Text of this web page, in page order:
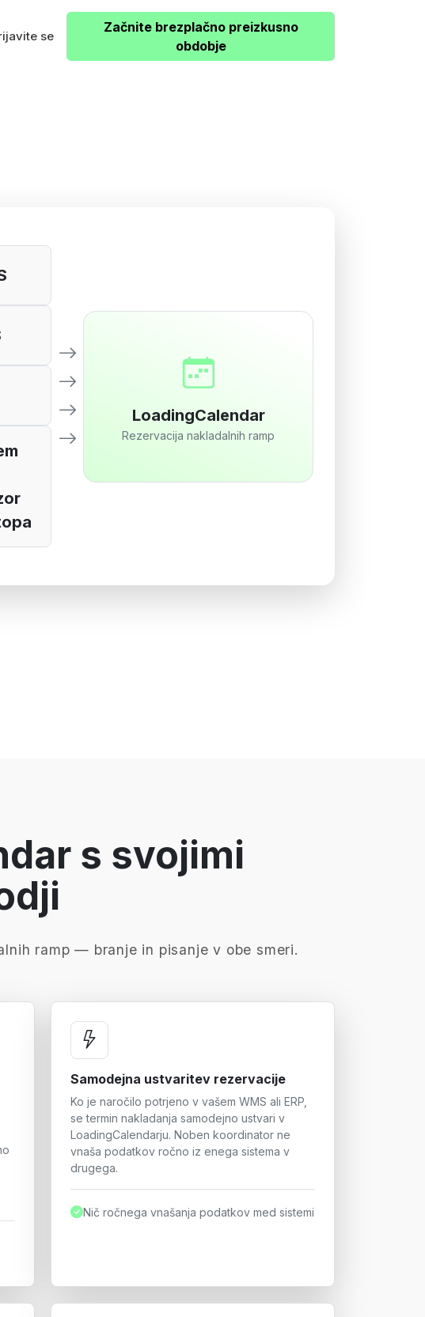
se
Začnite brezplačno preizkusno
obdobje
LoadingCalendar
Rezervacija nakladalnih ramp
s svojimi
ramp — branje in pisanje v obe smeri.
Samodejna ustvaritev rezervacije
Ko je naročilo potrjeno v vašem WMS ali ERP,
se termin nakladanja samodejno ustvari v
LoadingCalendarju. Noben koordinator ne
vnaša podatkov ročno iz enega sistema v
drugega.
Nič ročnega vnašanja podatkov med sistemi